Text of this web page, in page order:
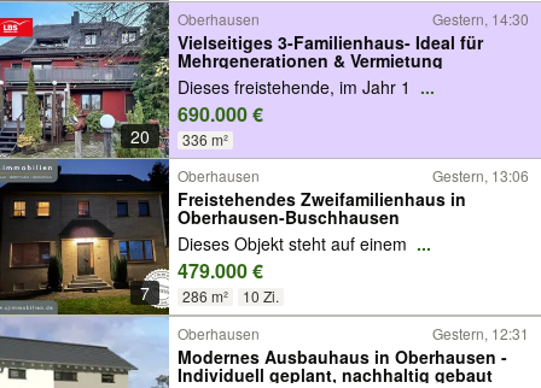
20
Oberhausen Gestern, 14:30
Vielseitiges 3-Familienhaus- Ideal für
Mehrgenerationen & Vermietung
Dieses freistehende, im Jahr 1 ...
690.000 €
336 m²
7
Oberhausen Gestern, 13:06
Freistehendes Zweifamilienhaus in
Oberhausen-Buschhausen
Dieses Objekt steht auf einem ...
479.000 €
286 m² 10 Zi.
Oberhausen Gestern, 12:31
Modernes Ausbauhaus in Oberhausen -
Individuell geplant, nachhaltig gebaut